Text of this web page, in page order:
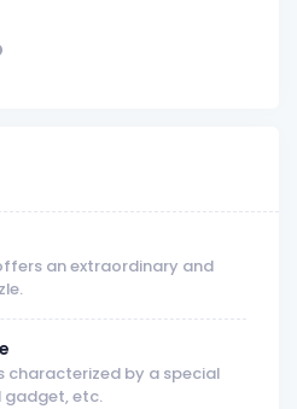
an extraordinary and
characterized by a special
etc.